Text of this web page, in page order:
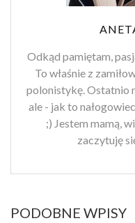
Odkąd pamiętam,
To właśnie z
polonistykę. Ostatnio
ale - jak to
;) Jestem mamą,
zaczytuję
PODOBNE WPISY